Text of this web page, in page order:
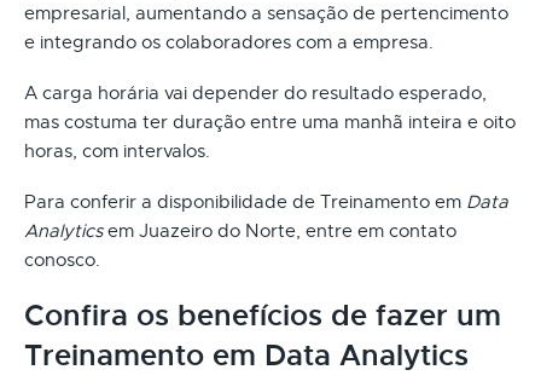
empresarial, aumentando a sensação de pertencimento
e integrando os colaboradores com a empresa.
A carga horária vai depender do resultado esperado,
mas costuma ter duração entre uma manhã inteira e oito
horas, com intervalos.
Para conferir a disponibilidade de Treinamento em Data
Analyticsem Juazeiro do Norte, entre em contato
conosco.
Confira os benefícios de fazer um
Treinamento em Data Analytics